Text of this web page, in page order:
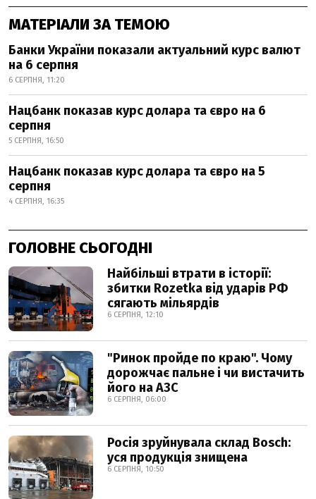
МАТЕРІАЛИ ЗА ТЕМОЮ
Банки України показали актуальний курс валют
на 6 серпня
6 СЕРПНЯ, 11:20
Нацбанк показав курс долара та євро на 6
серпня
5 СЕРПНЯ, 16:50
Нацбанк показав курс долара та євро на 5
серпня
4 СЕРПНЯ, 16:35
ГОЛОВНЕ СЬОГОДНІ
Найбільші втрати в історії:
збитки Rozetka від ударів РФ
сягають мільярдів
6 СЕРПНЯ, 12:10
"Ринок пройде по краю". Чому
дорожчає пальне і чи вистачить
його на АЗС
6 СЕРПНЯ, 06:00
Росія зруйнувала склад Bosch:
уся продукція знищена
6 СЕРПНЯ, 10:50